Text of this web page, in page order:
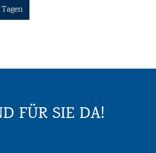
FÜR SIE DA!